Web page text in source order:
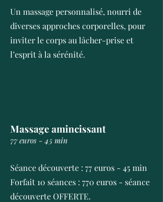
Un massage personnalisé, nourri de
diverses approches corporelles, pour
inviter le corps au lâcher-prise et
l’esprit à la sérénité.
Massage amincissant
77 euros - 45 min
Séance découverte : 77 euros - 45 min
Forfait 10 séances : 770 euros - séance
découverte OFFERTE.